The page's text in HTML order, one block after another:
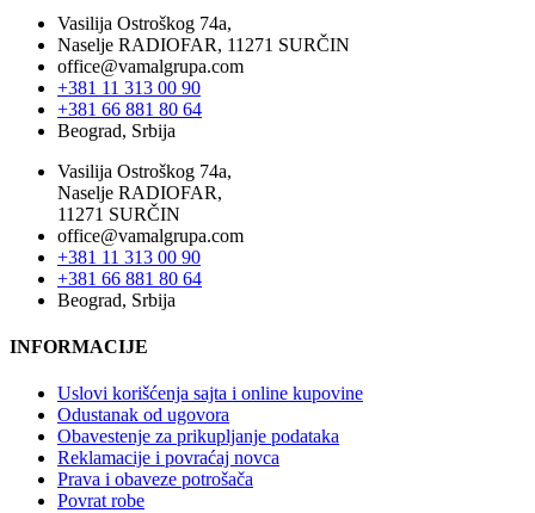
Vasilija Ostroškog 74a,
Naselje RADIOFAR, 11271 SURČIN
office@vamalgrupa.com
+381 11 313 00 90
+381 66 881 80 64
Beograd, Srbija
Vasilija Ostroškog 74a,
Naselje RADIOFAR,
11271 SURČIN
office@vamalgrupa.com
+381 11 313 00 90
+381 66 881 80 64
Beograd, Srbija
INFORMACIJE
Uslovi korišćenja sajta i online kupovine
Odustanak od ugovora
Obavestenje za prikupljanje podataka
Reklamacije i povraćaj novca
Prava i obaveze potrošača
Povrat robe